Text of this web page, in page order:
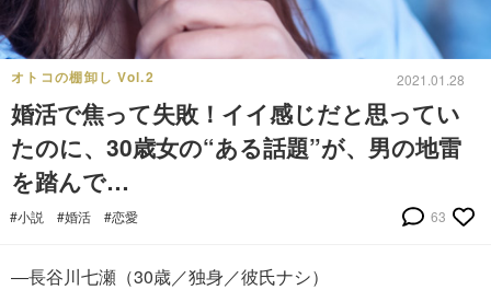
オトコの棚卸し Vol.2 2021.01.28
婚活で焦って失敗！イイ感じだと思ってい
たのに、30歳女の“ある話題”が、男の地雷
を踏んで…
#小説 #婚活 #恋愛 63
―長谷川七瀬（30歳／独身／彼氏ナシ）